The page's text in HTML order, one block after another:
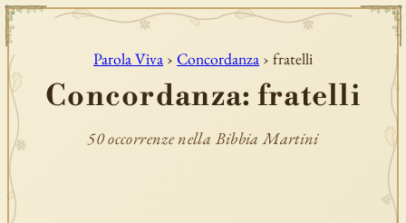
Parola Viva › Concordanza › fratelli
Concordanza: fratelli
50 occorrenze nella Bibbia Martini